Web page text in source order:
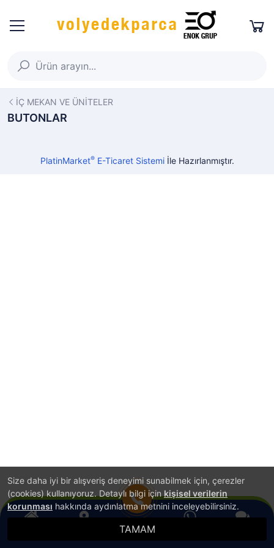
Size daha iyi bir alışveriş deneyimi sunabilmek için, çerezler
(cookies) kullanıyoruz. Detaylı bilgi için kişisel verilerin
korunması hakkında aydınlatma metnini inceleyebilirsiniz.
TAMAM
Hemen Ara
İÇ MEKAN VE ÜNİTELER
BUTONLAR
PlatinMarket®E-Ticaret Sistemiİle Hazırlanmıştır.